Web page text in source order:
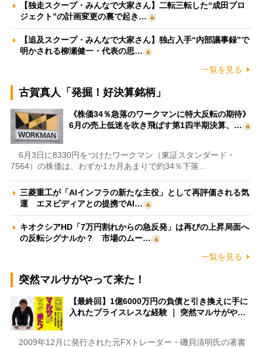
【独走スクープ・みんなで大家さん】二転三転した“成田プロ
ジェクト”の計画変更の裏で起き…
【追及スクープ・みんなで大家さん】独占入手“内部議事録”で
明かされる柳瀬健一・代表の思…
一覧を見る
古賀真人「発掘！好決算銘柄」
《株価34％急落のワークマンに特大反転の期待》
6月の売上低迷を吹き飛ばす第1四半期決算、…
6月3日に8330円をつけたワークマン（東証スタンダード・
7564）の株価は、わずか1カ月あまりで約34％下落…
三菱重工が「AIインフラの新たな主役」として再評価される気
運 エヌビディアとの提携でAI…
キオクシアHD「7万円割れからの急反発」は再びの上昇局面へ
の反転シグナルか？ 市場のムー…
一覧を見る
突然マルサがやって来た！
【最終回】1億6000万円の負債と引き換えに手に
入れたプライスレスな経験 ｜ 突然マルサがや…
2009年12月に発行された元FXトレーダー・磯貝清明氏の著書